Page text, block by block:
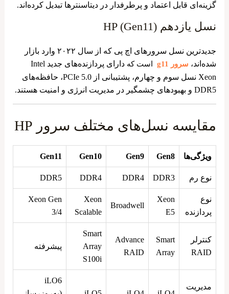
گزینه‌ای قابل اعتماد و پرطرفدار در دیتاسنترها تبدیل کرده‌اند.
نسل یازدهم HP (Gen11)
جدیدترین نسل سرورهای اچ پی که از سال ۲۰۲۲ وارد بازار
شده‌اند، سرور g11 است که
دارای پردازنده‌های جدید Intel
Xeon نسل سوم و چهارم، پشتیبانی از PCIe 5.0، حافظه‌های
DDR5 و بهبودهای چشمگیر در مدیریت انرژی و امنیت هستند.
مقایسه نسل‌های مختلف سرور HP
ویژگی‌ها Gen8
Gen9
Gen10
Gen11
نوع رم DDR3
DDR4
DDR4
DDR5
نوع
پردازنده
Xeon
E5
Broadwell
Xeon
Scalable
Xeon Gen
3/4
کنترلر
RAID
Smart
Array
Advance
RAID
Smart
Array
S100i
پیشرفته
مدیریت
iLO6